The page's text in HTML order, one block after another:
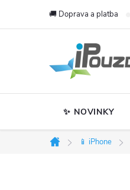
🚚 Doprava a platba
✨ NOVINKY
Domů
📱 iPhone